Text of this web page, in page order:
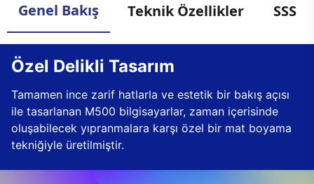
Genel Bakış Teknik Özellikler SSS
Özel Delikli Tasarım
Tamamen ince zarif hatlarla ve estetik bir bakış açısı
ile tasarlanan M500 bilgisayarlar, zaman içerisinde
oluşabilecek yıpranmalara karşı özel bir mat boyama
tekniğiyle üretilmiştir.